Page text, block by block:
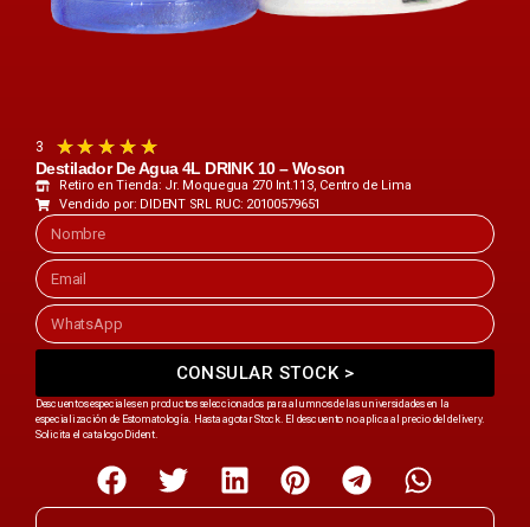
3 ★★ ★ ★ ★
Destilador De Agua 4L DRINK 10 – Woson
Retiro en Tienda: Jr. Moquegua 270 Int.113, Centro de Lima
Vendido por: DIDENT SRL RUC: 20100579651
CONSULAR STOCK >
Descuentos especiales en productos seleccionados para alumnos de las universidades en la
especialización de Estomatología. Hasta agotar Stock. El descuento no aplica al precio del delivery.
Solicita el catalogo Dident.